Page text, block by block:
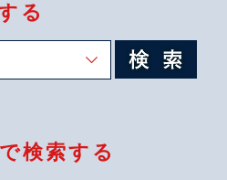
る
検索する